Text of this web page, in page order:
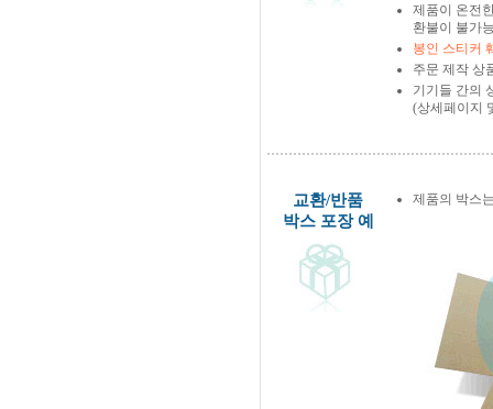
제품이 온전
환불이 불가
봉인 스티커
주문 제작 상
기기들 간의
(상세페이지
교환/반품
박스 포장 예
제품의 박스